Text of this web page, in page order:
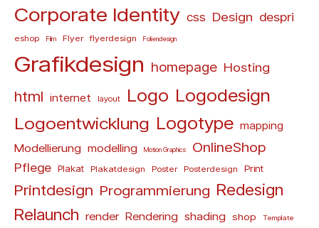
Corporate Identity css Design despri
eshop Film Flyer flyerdesign Foliendesign
Grafikdesign homepage Hosting
html internet layout Logo Logodesign
Logoentwicklung Logotype mapping
Modellierung modelling Motion Graphics OnlineShop
Pflege Plakat Plakatdesign Poster Posterdesign Print
Printdesign Programmierung Redesign
Relaunch render Rendering shading shop Template